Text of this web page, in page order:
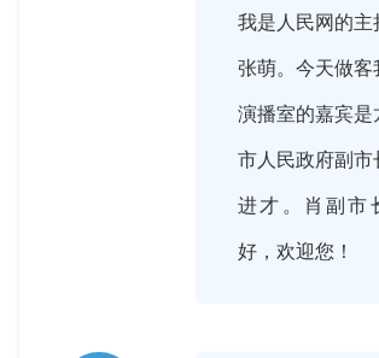
我是人民网的主
张萌。今天做客
演播室的嘉宾是
市人民政府副市
进才。肖副市
好，欢迎您！